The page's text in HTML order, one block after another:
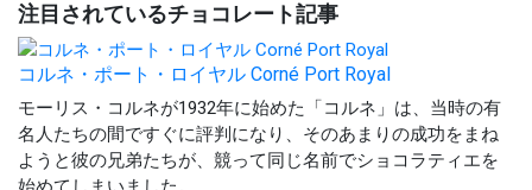
注目されているチョコレート記事
コルネ・ポート・ロイヤル Corné Port Royal
モーリス・コルネが1932年に始めた「コルネ」は、当時の有
名人たちの間ですぐに評判になり、そのあまりの成功をまね
ようと彼の兄弟たちが、競って同じ名前でショコラティエを